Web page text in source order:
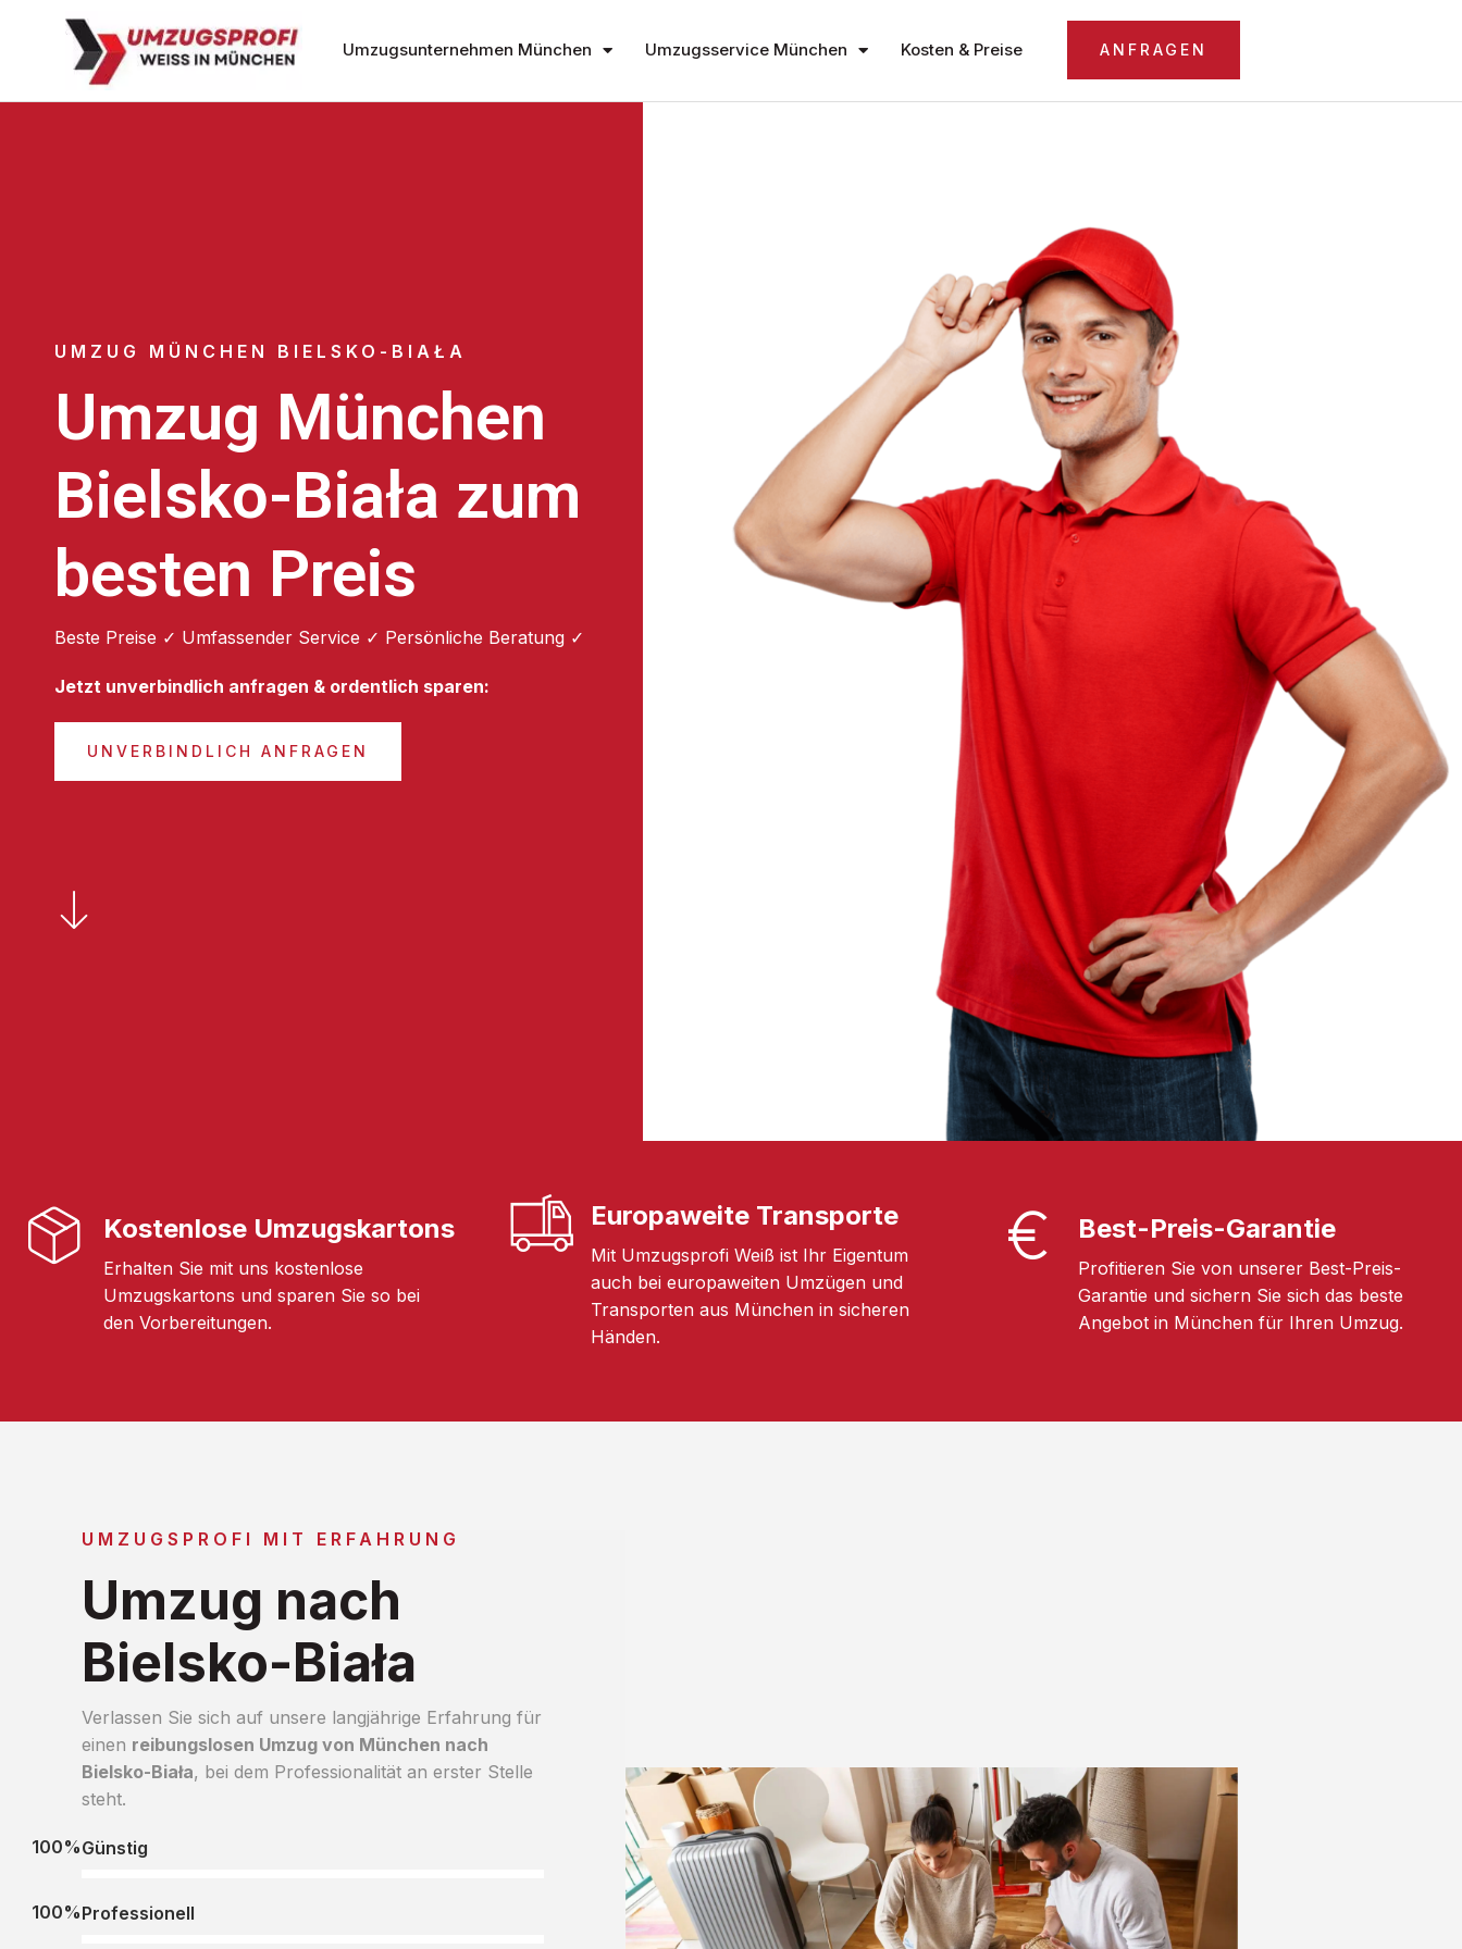
Umzugsunternehmen München Umzugsservice München Kosten & Preise ANFRAGEN
UMZUG MÜNCHEN BIELSKO-BIAŁA
Umzug München
Bielsko-Biała zum
besten Preis
Beste Preise ✓ Umfassender Service ✓ Persönliche Beratung ✓
Jetzt unverbindlich anfragen & ordentlich sparen:
UNVERBINDLICH ANFRAGEN
Kostenlose Umzugskartons
Erhalten Sie mit uns kostenlose
Umzugskartons und sparen Sie so bei
den Vorbereitungen.
Europaweite Transporte
Mit Umzugsprofi Weiß ist Ihr Eigentum
auch bei europaweiten Umzügen und
Transporten aus München in sicheren
Händen.
Best-Preis-Garantie
Profitieren Sie von unserer Best-Preis-
Garantie und sichern Sie sich das beste
Angebot in München für Ihren Umzug.
UMZUGSPROFI MIT ERFAHRUNG
Umzug nach
Bielsko-Biała
Verlassen Sie sich auf unsere langjährige Erfahrung für
einen reibungslosen Umzug von München nach
Bielsko-Biała, bei dem Professionalität an erster Stelle
steht.
Günstig
100%
Professionell
100%